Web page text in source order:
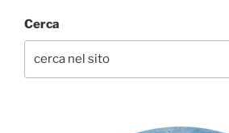
Cerca